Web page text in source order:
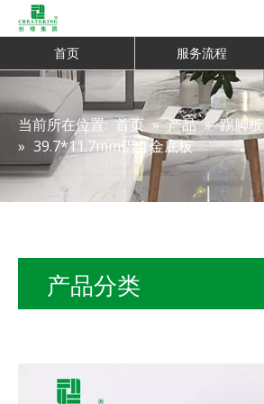
首页 服务流程
当前所在位置: 首页 » 产品 » 踢脚板
» 39.7*11.7mm铝合金底板
产品分类